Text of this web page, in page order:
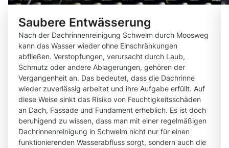
Saubere Entwässerung
Nach der Dachrinnenreinigung Schwelm durch Moosweg
kann das Wasser wieder ohne Einschränkungen
abfließen. Verstopfungen, verursacht durch Laub,
Schmutz oder andere Ablagerungen, gehören der
Vergangenheit an. Das bedeutet, dass die Dachrinne
wieder zuverlässig arbeitet und ihre Aufgabe erfüllt. Auf
diese Weise sinkt das Risiko von Feuchtigkeitsschäden
an Dach, Fassade und Fundament erheblich. Es ist doch
beruhigend zu wissen, dass man mit einer regelmäßigen
Dachrinnenreinigung in Schwelm nicht nur für einen
funktionierenden Wasserabfluss sorgt, sondern auch die